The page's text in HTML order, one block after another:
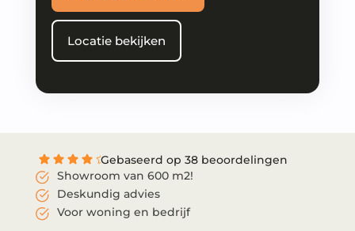
Locatie bekijken
Gebaseerd op 38 beoordelingen
Showroom van 600 m2!
Deskundig advies
Voor woning en bedrijf